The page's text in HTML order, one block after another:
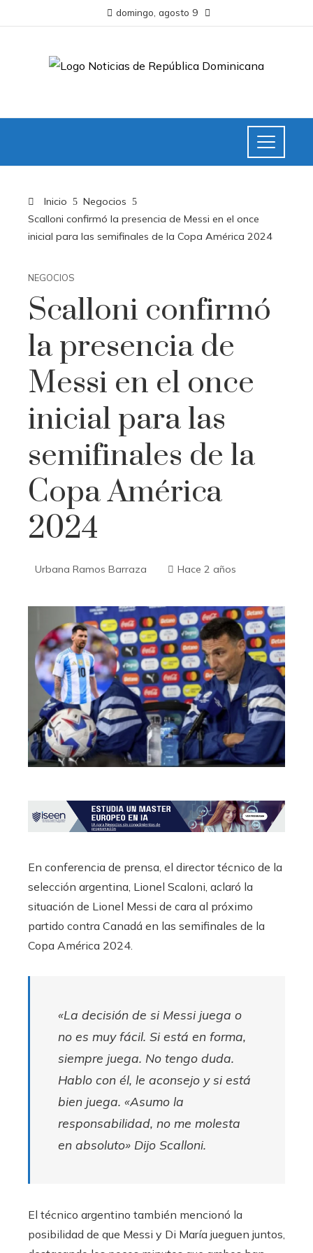
domingo, agosto 9
Inicio
Negocios
Scalloni confirmó la presencia de Messi en el once
inicial para las semifinales de la Copa América 2024
NEGOCIOS
Scalloni confirmó
la presencia de
Messi en el once
inicial para las
semifinales de la
Copa América
2024
Urbana Ramos Barraza Hace 2 años
En conferencia de prensa, el director técnico de la
selección argentina, Lionel Scaloni, aclaró la
situación de Lionel Messi de cara al próximo
partido contra Canadá en las semifinales de la
Copa América 2024.
«La decisión de si Messi juega o
no es muy fácil. Si está en forma,
siempre juega. No tengo duda.
Hablo con él, le aconsejo y si está
bien juega. «Asumo la
responsabilidad, no me molesta
en absoluto» Dijo Scalloni.
El técnico argentino también mencionó la
posibilidad de que Messi y Di María jueguen juntos,